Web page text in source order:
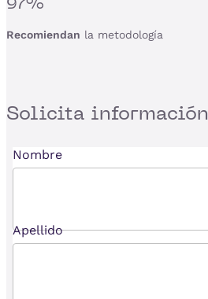
Recomiendan la metodología
Solicita información